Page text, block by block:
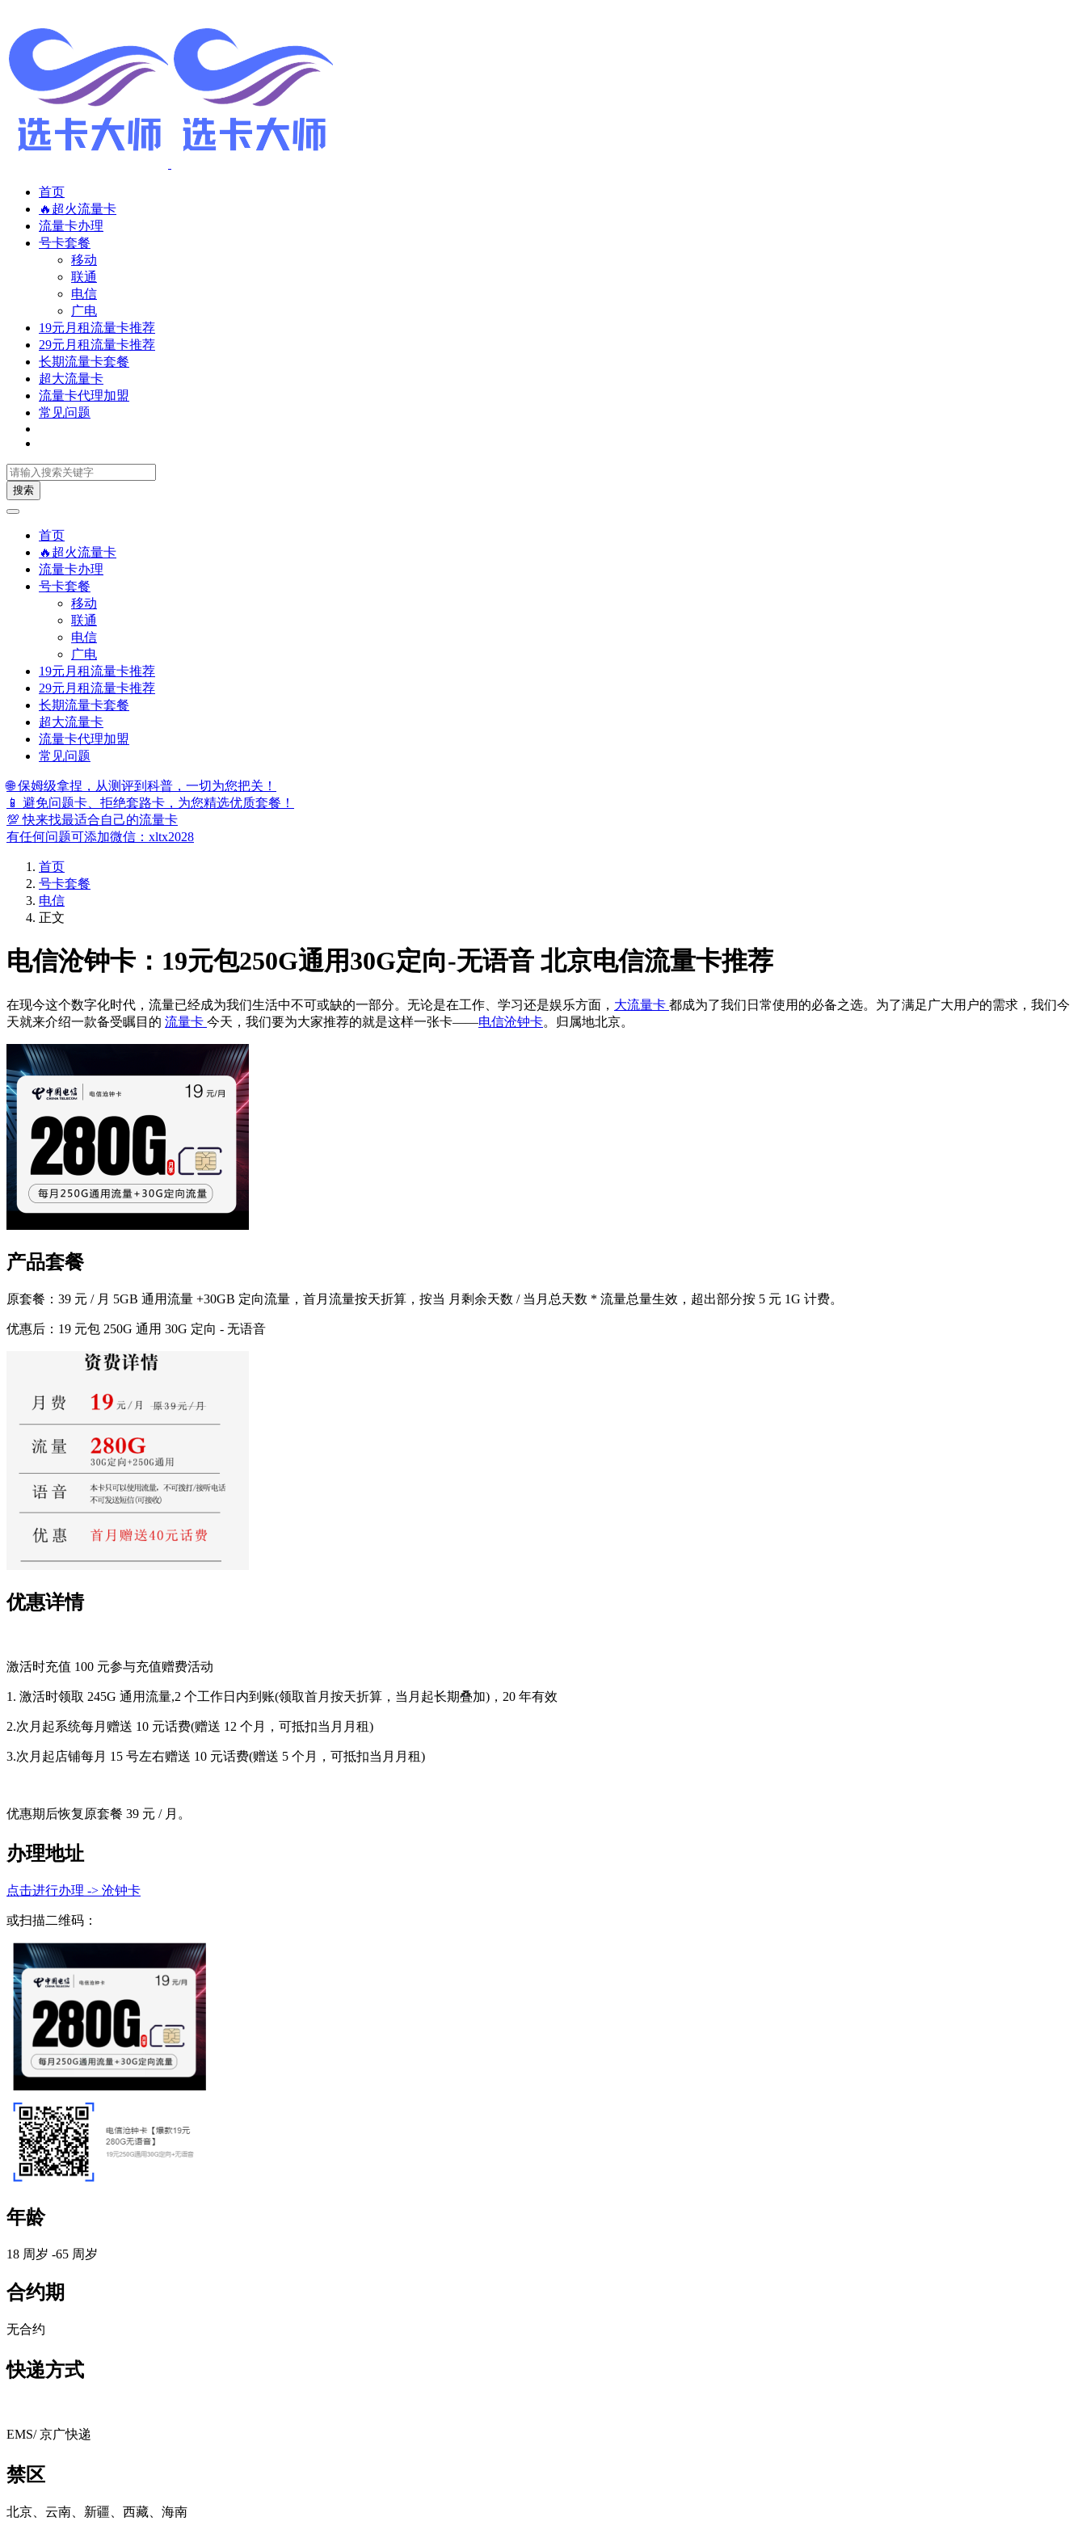
首页
🔥超火流量卡
流量卡办理
号卡套餐
移动
联通
电信
广电
19元月租流量卡推荐
29元月租流量卡推荐
长期流量卡套餐
超大流量卡
流量卡代理加盟
常见问题
搜索
首页
🔥超火流量卡
流量卡办理
号卡套餐
移动
联通
电信
广电
19元月租流量卡推荐
29元月租流量卡推荐
长期流量卡套餐
超大流量卡
流量卡代理加盟
常见问题
🌐 保姆级拿捏，从测评到科普，一切为您把关！
📱 避免问题卡、拒绝套路卡，为您精选优质套餐！
💯 快来找最适合自己的流量卡
有任何问题可添加微信：xltx2028
首页
号卡套餐
电信
正文
电信沧钟卡：19元包250G通用30G定向-无语音 北京电信流量卡推荐
在现今这个数字化时代，流量已经成为我们生活中不可或缺的一部分。无论是在工作、学习还是娱乐方面， 大流量卡 都成为了我们日常使用的必备之选。为了满足广大用户的需求，我们今
天就来介绍一款备受瞩目的 流量卡 今天，我们要为大家推荐的就是这样一张卡——电信沧钟卡。归属地北京。
产品套餐
原套餐： 39 元 / 月 5GB 通用流量 +30GB 定向流量，首月流量按天折算，按当 月剩余天数 / 当月总天数 * 流量总量生效，超出部分按 5 元 1G 计费。
优惠后： 19 元包 250G 通用 30G 定向 - 无语音
优惠详情
激活时充值 100 元参与充值赠费活动
1. 激活时领取 245G 通用流量,2 个工作日内到账(领取首月按天折算，当月起长期叠加)，20 年有效
2.次月起系统每月赠送 10 元话费(赠送 12 个月，可抵扣当月月租)
3.次月起店铺每月 15 号左右赠送 10 元话费(赠送 5 个月，可抵扣当月月租)
优惠期后恢复原套餐 39 元 / 月。
办理地址
点击进行办理 -> 沧钟卡
或扫描二维码：
年龄
18 周岁 -65 周岁
合约期
无合约
快递方式
EMS/ 京广快递
禁区
北京、云南、新疆、西藏、海南